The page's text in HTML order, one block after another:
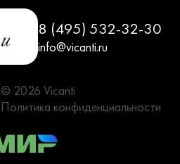
8 (495) 532-32-30
info@vicanti.ru
© 2026 Vicanti
Политика конфиденциальности